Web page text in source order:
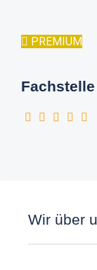
PREMIUM
Wir über